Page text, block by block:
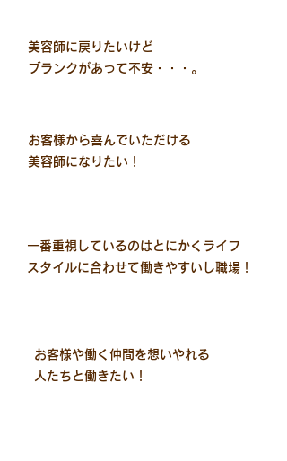
美容師に戻りたいけど
ブランクがあって不安・・・。
​お客様から喜んでいただける
美容師になりたい！
一番重視しているのはとにかくライフ
​スタイルに合わせて働きやすいし職場！
​お客様や働く仲間を想いやれる
人たちと働きたい！